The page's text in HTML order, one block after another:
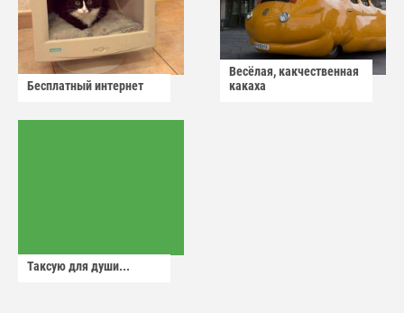
Бесплатный интернет
Весёлая, какчественная
какаха
Таксую для души...